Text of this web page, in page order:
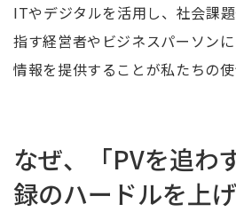
ITやデジタルを活用し、社会課
指す経営者やビジネスパーソン
情報を提供することが私たちの使
なぜ、「PVを追わ
録のハードルを上